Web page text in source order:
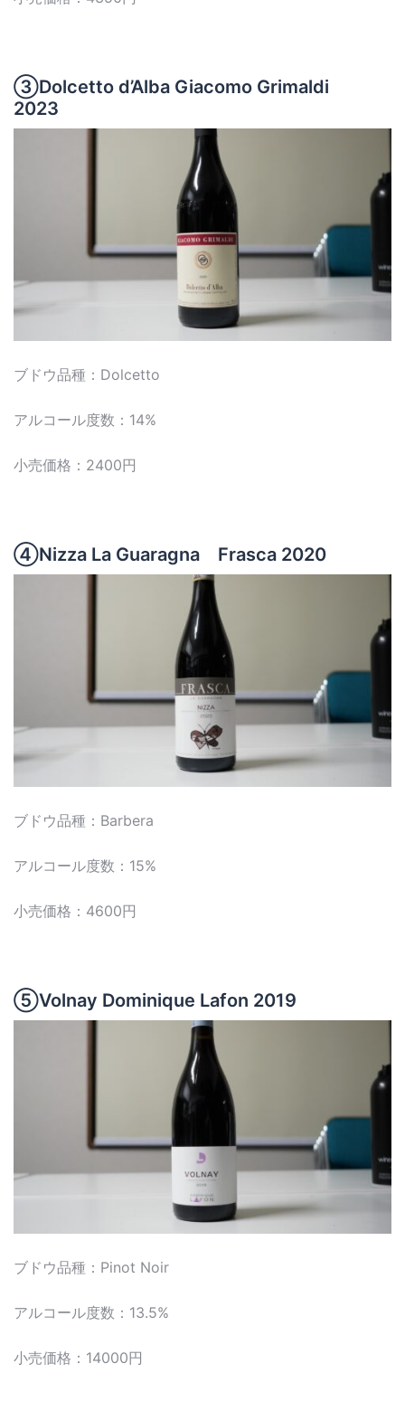
③Dolcetto d’Alba Giacomo Grimaldi
2023
ブドウ品種：Dolcetto
アルコール度数：14%
小売価格：2400円
④Nizza La Guaragna Frasca 2020
ブドウ品種：Barbera
アルコール度数：15%
小売価格：4600円
⑤Volnay Dominique Lafon 2019
ブドウ品種：Pinot Noir
アルコール度数：13.5%
小売価格：14000円